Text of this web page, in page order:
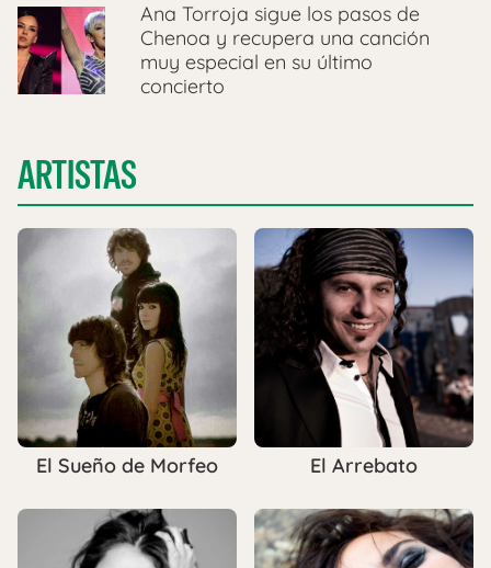
Ana Torroja sigue los pasos de
Chenoa y recupera una canción
muy especial en su último
concierto
ARTISTAS
El Sueño de Morfeo El Arrebato